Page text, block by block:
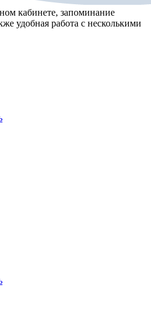
кабинете, запоминание
удобная работа с несколькими